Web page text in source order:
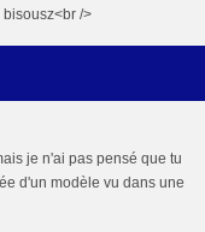
/>
je n'ai pas pensé que tu
d'un modèle vu dans une